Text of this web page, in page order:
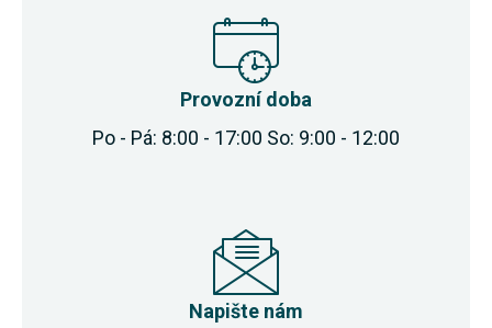
Provozní doba
Po - Pá: 8:00 - 17:00 So: 9:00 - 12:00
Napište nám